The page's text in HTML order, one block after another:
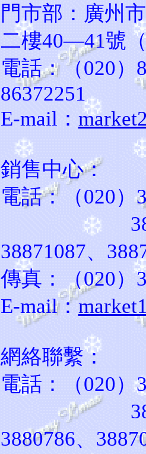
門市部：廣州
二樓40—41號
電話：（020
86372251
E-mail：
銷售中心：
電話：（020）
38871087、
傳真：（020）
E-mail：
網絡聯繫：
電話：（020）
3880786、